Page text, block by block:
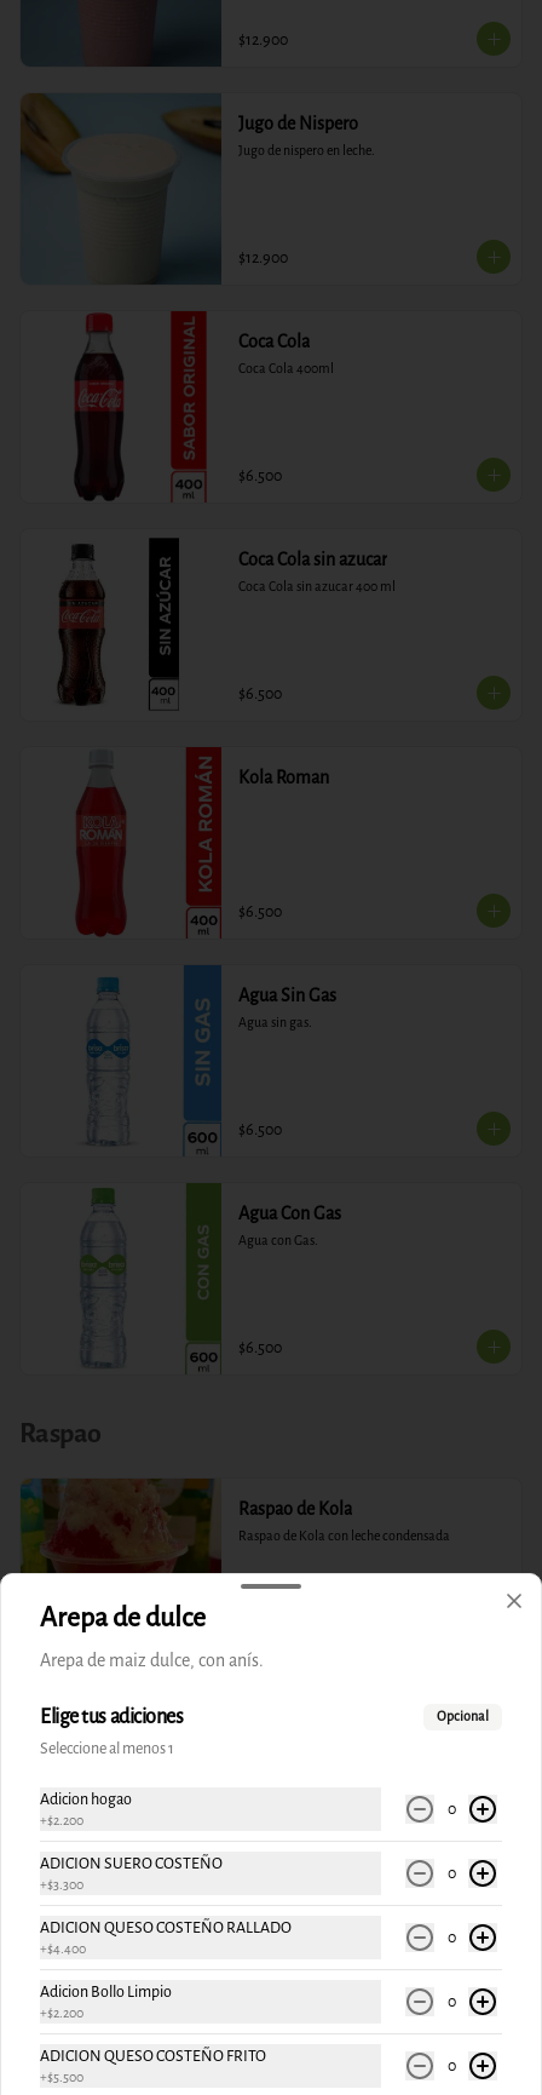
$12.900
Jugo de Nispero
Jugo de nispero en leche.
$12.900
Coca Cola
Coca Cola 400ml
$6.500
Coca Cola sin azucar
Coca Cola sin azucar 400 ml
$6.500
Kola Roman
$6.500
Agua Sin Gas
Agua sin gas.
$6.500
Agua Con Gas
Agua con Gas.
$6.500
Raspao
Raspao de Kola
Raspao de Kola con leche condensada
Conócenos
Cobertura
Términos y condiciones
Política de privacidad
Arepa de dulce
Arepa de maiz dulce, con anís.
Elige tus adiciones Opcional
Seleccione al menos 1
Adicion hogao
+$2.200
0
ADICION SUERO COSTEÑO
+$3.300
0
ADICION QUESO COSTEÑO RALLADO
+$4.400
0
Adicion Bollo Limpio
+$2.200
0
ADICION QUESO COSTEÑO FRITO
+$5.500
0